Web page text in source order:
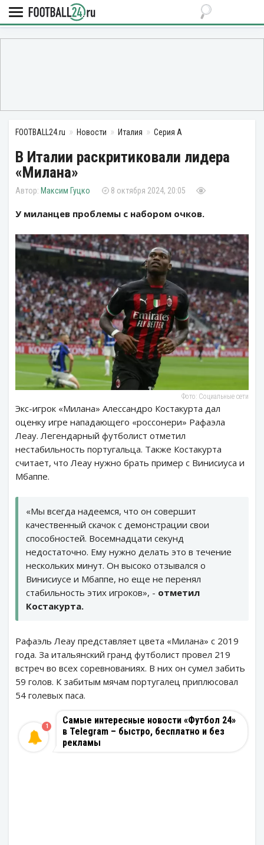
FOOTBALL24.ru Новости Италия Серия А
В Италии раскритиковали лидера
«Милана»
Максим Гуцко 8 октября 2024, 20:05
У миланцев проблемы с набором очков.
Фото: Социальные сети
Экс-игрок «Милана» Алессандро Костакурта дал
оценку игре нападающего «россонери» Рафаэла
Леау. Легендарный футболист отметил
нестабильность португальца. Также Костакурта
считает, что Леау нужно брать пример с Винисиуса и
Мбаппе.
«Мы всегда надеемся, что он совершит
качественный скачок с демонстрации свои
способностей. Восемнадцати секунд
недостаточно. Ему нужно делать это в течение
нескольких минут. Он высоко отзывался о
Винисиусе и Мбаппе, но еще не перенял
стабильность этих игроков», - отметил
Костакурта.
Рафаэль Леау представляет цвета «Милана» с 2019
года. За итальянский гранд футболист провел 219
встреч во всех соревнованиях. В них он сумел забить
59 голов. К забитым мячам португалец приплюсовал
54 голевых паса.
Самые интересные новости «Футбол 24»
в Telegram – быстро, бесплатно и без
рекламы
1